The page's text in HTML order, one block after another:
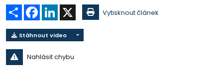
Sdílet Facebook
LinkedIn Vytisknout článek
Stáhnout video
Nahlásit chybu